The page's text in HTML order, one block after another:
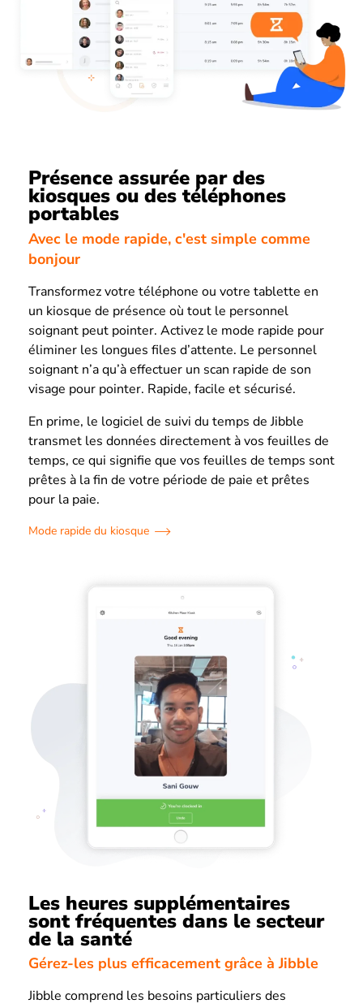
Présence assurée par des
kiosques ou des téléphones
portables
Avec le mode rapide, c'est simple comme
bonjour
Transformez votre téléphone ou votre tablette en
un kiosque de présence où tout le personnel
soignant peut pointer. Activez le mode rapide pour
éliminer les longues files d’attente. Le personnel
soignant n’a qu’à effectuer un scan rapide de son
visage pour pointer. Rapide, facile et sécurisé.
En prime, le logiciel de suivi du temps de Jibble
transmet les données directement à vos feuilles de
temps, ce qui signifie que vos feuilles de temps sont
prêtes à la fin de votre période de paie et prêtes
pour la paie.
Mode rapide du kiosque
Les heures supplémentaires
sont fréquentes dans le secteur
de la santé
Gérez-les plus efficacement grâce à Jibble
Jibble comprend les besoins particuliers des